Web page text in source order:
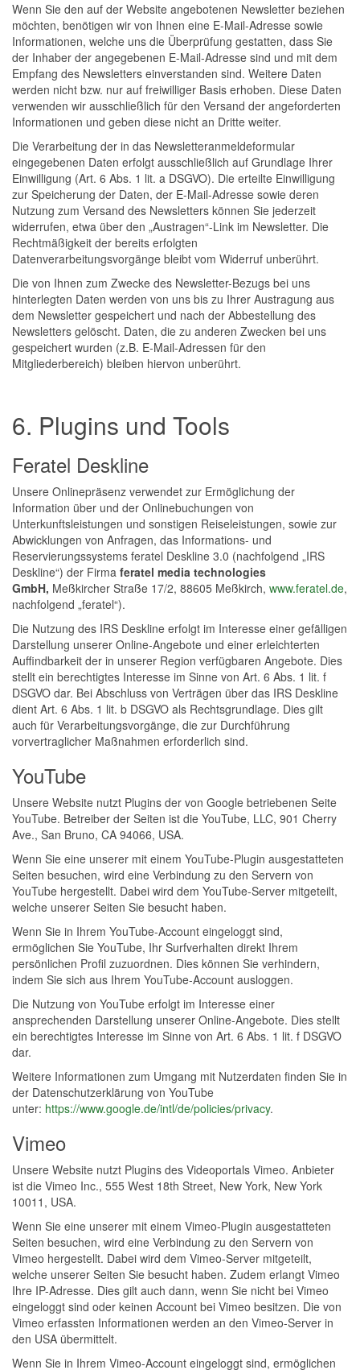
Wenn Sie den auf der Website angebotenen Newsletter beziehen
möchten, benötigen wir von Ihnen eine E-Mail-Adresse sowie
Informationen, welche uns die Überprüfung gestatten, dass Sie
der Inhaber der angegebenen E-Mail-Adresse sind und mit dem
Empfang des Newsletters einverstanden sind. Weitere Daten
werden nicht bzw. nur auf freiwilliger Basis erhoben. Diese Daten
verwenden wir ausschließlich für den Versand der angeforderten
Informationen und geben diese nicht an Dritte weiter.
Die Verarbeitung der in das Newsletteranmeldeformular
eingegebenen Daten erfolgt ausschließlich auf Grundlage Ihrer
Einwilligung (Art. 6 Abs. 1 lit. a DSGVO). Die erteilte Einwilligung
zur Speicherung der Daten, der E-Mail-Adresse sowie deren
Nutzung zum Versand des Newsletters können Sie jederzeit
widerrufen, etwa über den „Austragen“-Link im Newsletter. Die
Rechtmäßigkeit der bereits erfolgten
Datenverarbeitungsvorgänge bleibt vom Widerruf unberührt.
Die von Ihnen zum Zwecke des Newsletter-Bezugs bei uns
hinterlegten Daten werden von uns bis zu Ihrer Austragung aus
dem Newsletter gespeichert und nach der Abbestellung des
Newsletters gelöscht. Daten, die zu anderen Zwecken bei uns
gespeichert wurden (z.B. E-Mail-Adressen für den
Mitgliederbereich) bleiben hiervon unberührt.
6. Plugins und Tools
Feratel Deskline
Unsere Onlinepräsenz verwendet zur Ermöglichung der
Information über und der Onlinebuchungen von
Unterkunftsleistungen und sonstigen Reiseleistungen, sowie zur
Abwicklungen von Anfragen, das Informations- und
Reservierungssystems feratel Deskline 3.0 (nachfolgend „IRS
Deskline“) der Firma feratel media technologies
GmbH, Meßkircher Straße 17/2, 88605 Meßkirch, www.feratel.de,
nachfolgend „feratel“).
Die Nutzung des IRS Deskline erfolgt im Interesse einer gefälligen
Darstellung unserer Online-Angebote und einer erleichterten
Auffindbarkeit der in unserer Region verfügbaren Angebote. Dies
stellt ein berechtigtes Interesse im Sinne von Art. 6 Abs. 1 lit. f
DSGVO dar. Bei Abschluss von Verträgen über das IRS Deskline
dient Art. 6 Abs. 1 lit. b DSGVO als Rechtsgrundlage. Dies gilt
auch für Verarbeitungsvorgänge, die zur Durchführung
vorvertraglicher Maßnahmen erforderlich sind.
YouTube
Unsere Website nutzt Plugins der von Google betriebenen Seite
YouTube. Betreiber der Seiten ist die YouTube, LLC, 901 Cherry
Ave., San Bruno, CA 94066, USA.
Wenn Sie eine unserer mit einem YouTube-Plugin ausgestatteten
Seiten besuchen, wird eine Verbindung zu den Servern von
YouTube hergestellt. Dabei wird dem YouTube-Server mitgeteilt,
welche unserer Seiten Sie besucht haben.
Wenn Sie in Ihrem YouTube-Account eingeloggt sind,
ermöglichen Sie YouTube, Ihr Surfverhalten direkt Ihrem
persönlichen Profil zuzuordnen. Dies können Sie verhindern,
indem Sie sich aus Ihrem YouTube-Account ausloggen.
Die Nutzung von YouTube erfolgt im Interesse einer
ansprechenden Darstellung unserer Online-Angebote. Dies stellt
ein berechtigtes Interesse im Sinne von Art. 6 Abs. 1 lit. f DSGVO
dar.
Weitere Informationen zum Umgang mit Nutzerdaten finden Sie in
der Datenschutzerklärung von YouTube
unter: https://www.google.de/intl/de/policies/privacy.
Vimeo
Unsere Website nutzt Plugins des Videoportals Vimeo. Anbieter
ist die Vimeo Inc., 555 West 18th Street, New York, New York
10011, USA.
Wenn Sie eine unserer mit einem Vimeo-Plugin ausgestatteten
Seiten besuchen, wird eine Verbindung zu den Servern von
Vimeo hergestellt. Dabei wird dem Vimeo-Server mitgeteilt,
welche unserer Seiten Sie besucht haben. Zudem erlangt Vimeo
Ihre IP-Adresse. Dies gilt auch dann, wenn Sie nicht bei Vimeo
eingeloggt sind oder keinen Account bei Vimeo besitzen. Die von
Vimeo erfassten Informationen werden an den Vimeo-Server in
den USA übermittelt.
Wenn Sie in Ihrem Vimeo-Account eingeloggt sind, ermöglichen